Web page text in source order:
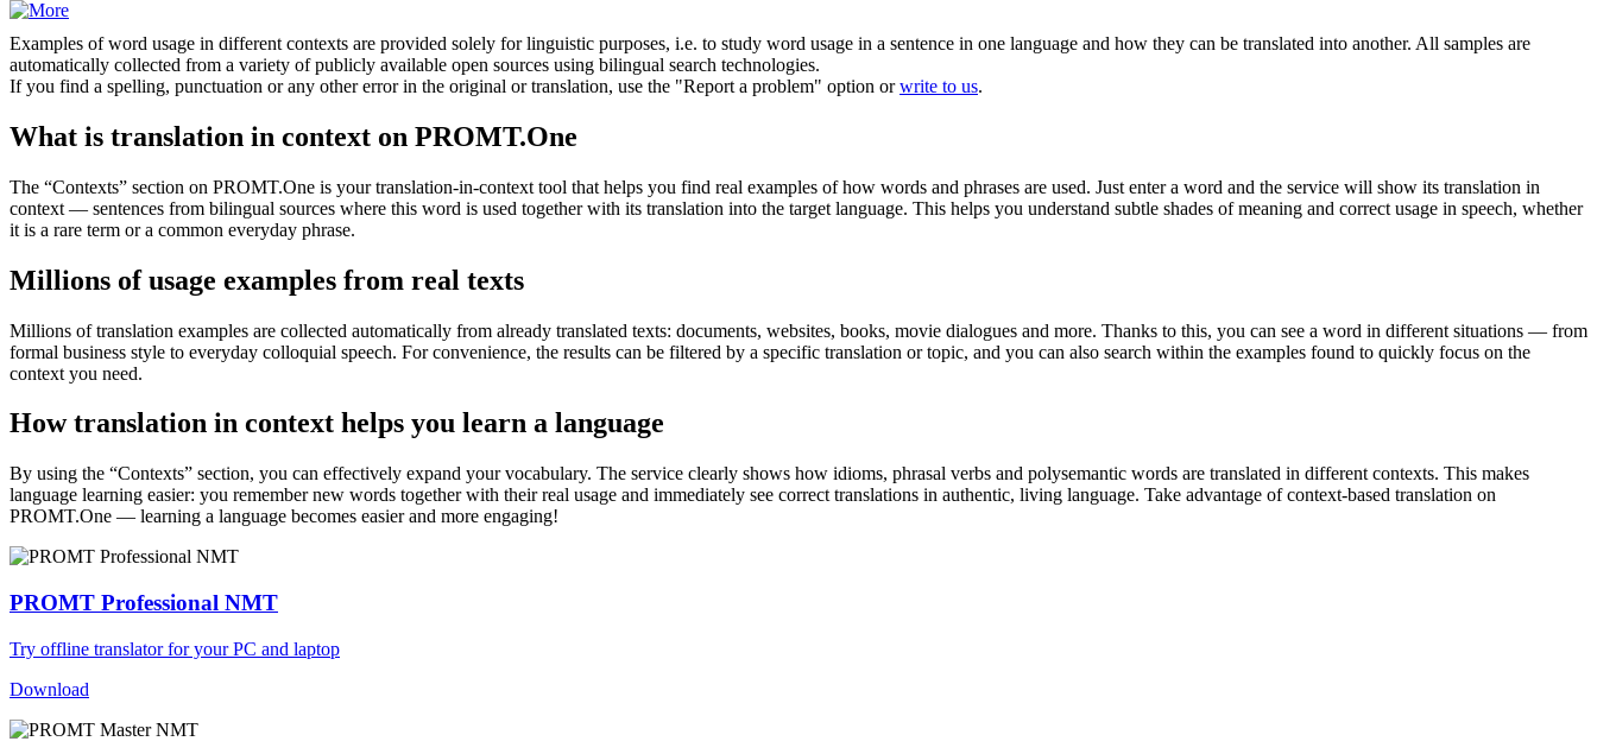
Examples of word usage in different contexts are provided solely for linguistic purposes, i.e. to study word usage in a sentence in one language and how they can be translated into another. All samples are
automatically collected from a variety of publicly available open sources using bilingual search technologies.
If you find a spelling, punctuation or any other error in the original or translation, use the "Report a problem" option orwrite to us.
What is translation in context on PROMT.One
The “Contexts” section on PROMT.One is your translation-in-context tool that helps you find real examples of how words and phrases are used. Just enter a word and the service will show its translation in
context — sentences from bilingual sources where this word is used together with its translation into the target language. This helps you understand subtle shades of meaning and correct usage in speech, whether
it is a rare term or a common everyday phrase.
Millions of usage examples from real texts
Millions of translation examples are collected automatically from already translated texts: documents, websites, books, movie dialogues and more. Thanks to this, you can see a word in different situations — from
formal business style to everyday colloquial speech. For convenience, the results can be filtered by a specific translation or topic, and you can also search within the examples found to quickly focus on the
context you need.
How translation in context helps you learn a language
By using the “Contexts” section, you can effectively expand your vocabulary. The service clearly shows how idioms, phrasal verbs and polysemantic words are translated in different contexts. This makes
language learning easier: you remember new words together with their real usage and immediately see correct translations in authentic, living language. Take advantage of context-based translation on
PROMT.One — learning a language becomes easier and more engaging!
PROMT Professional NMT
Try offline translator for your PC and laptop
Download